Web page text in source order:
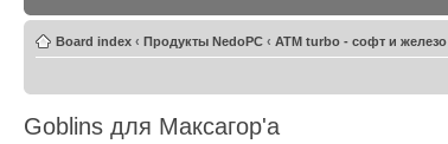
Board index ‹ Продукты NedoPC ‹ ATM turbo - софт и железо
Goblins для Максагор'а